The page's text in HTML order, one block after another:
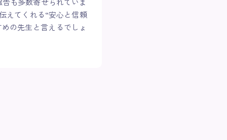
えてくれる“安心と信頼
の先生と言えるでしょ